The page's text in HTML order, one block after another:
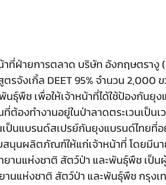
ที่ฝ่ายการตลาด บริษัท อังกฤษตรางู
งเกิ้ล DEET 95% จำนวน 2,000 ข
พืช เพื่อให้เจ้าหน้าที่ได้ใช้ป้องกันยุง
ต้องทำงานอยู่ในป่าลาดตระเวนเป็น
นแบรนด์สเปรย์กันยุงแบรนด์ไทยที่
นุนผลิตภัณฑ์ให้แก่เจ้าหน้าที่ โดยมี
ยานแห่งชาติ สัตว์ป่า และพันธุ์พืช เป็
นแห่งชาติ สัตว์ป่า และพันธุ์พืช กรุง